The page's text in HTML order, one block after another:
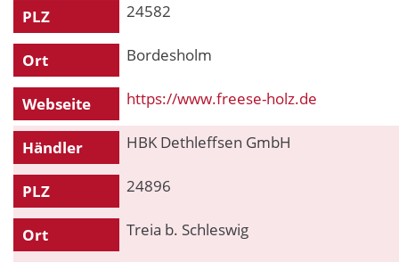
PLZ 24582
Ort Bordesholm
Webseite https://www.freese-holz.de
Händler HBK Dethleffsen GmbH
PLZ 24896
Ort Treia b. Schleswig